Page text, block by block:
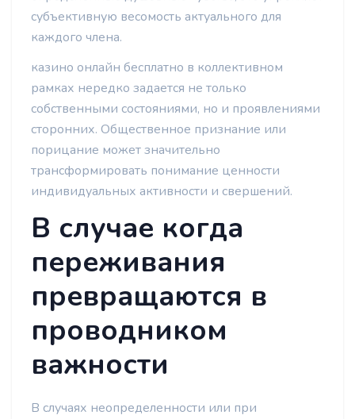
субъективную весомость актуального для
каждого члена.
казино онлайн бесплатно в коллективном
рамках нередко задается не только
собственными состояниями, но и проявлениями
сторонних. Общественное признание или
порицание может значительно
трансформировать понимание ценности
индивидуальных активности и свершений.
В случае когда
переживания
превращаются в
проводником
важности
В случаях неопределенности или при